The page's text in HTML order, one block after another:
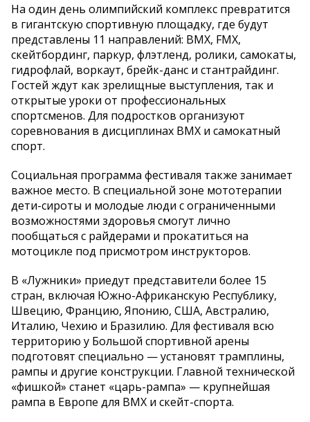
На один день олимпийский комплекс превратится
в гигантскую спортивную площадку, где будут
представлены 11 направлений: BMX, FMX,
скейтбординг, паркур, флэтленд, ролики, самокаты,
гидрофлай, воркаут, брейк-данс и стантрайдинг.
Гостей ждут как зрелищные выступления, так и
открытые уроки от профессиональных
спортсменов. Для подростков организуют
соревнования в дисциплинах BMX и самокатный
спорт.
Социальная программа фестиваля также занимает
важное место. В специальной зоне мототерапии
дети-сироты и молодые люди с ограниченными
возможностями здоровья смогут лично
пообщаться с райдерами и прокатиться на
мотоцикле под присмотром инструкторов.
В «Лужники» приедут представители более 15
стран, включая Южно-Африканскую Республику,
Швецию, Францию, Японию, США, Австралию,
Италию, Чехию и Бразилию. Для фестиваля всю
территорию у Большой спортивной арены
подготовят специально — установят трамплины,
рампы и другие конструкции. Главной технической
«фишкой» станет «царь-рампа» — крупнейшая
рампа в Европе для BMX и скейт-спорта.